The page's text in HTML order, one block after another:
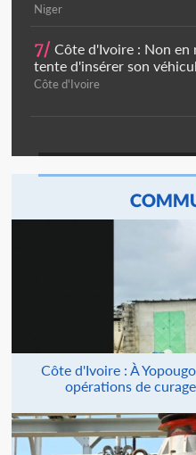
Niger
7/ Côte d'Ivoire : Non en
tente d'insérer son
Côte d'Ivoire
Côte d'Ivoire : À
opérations de